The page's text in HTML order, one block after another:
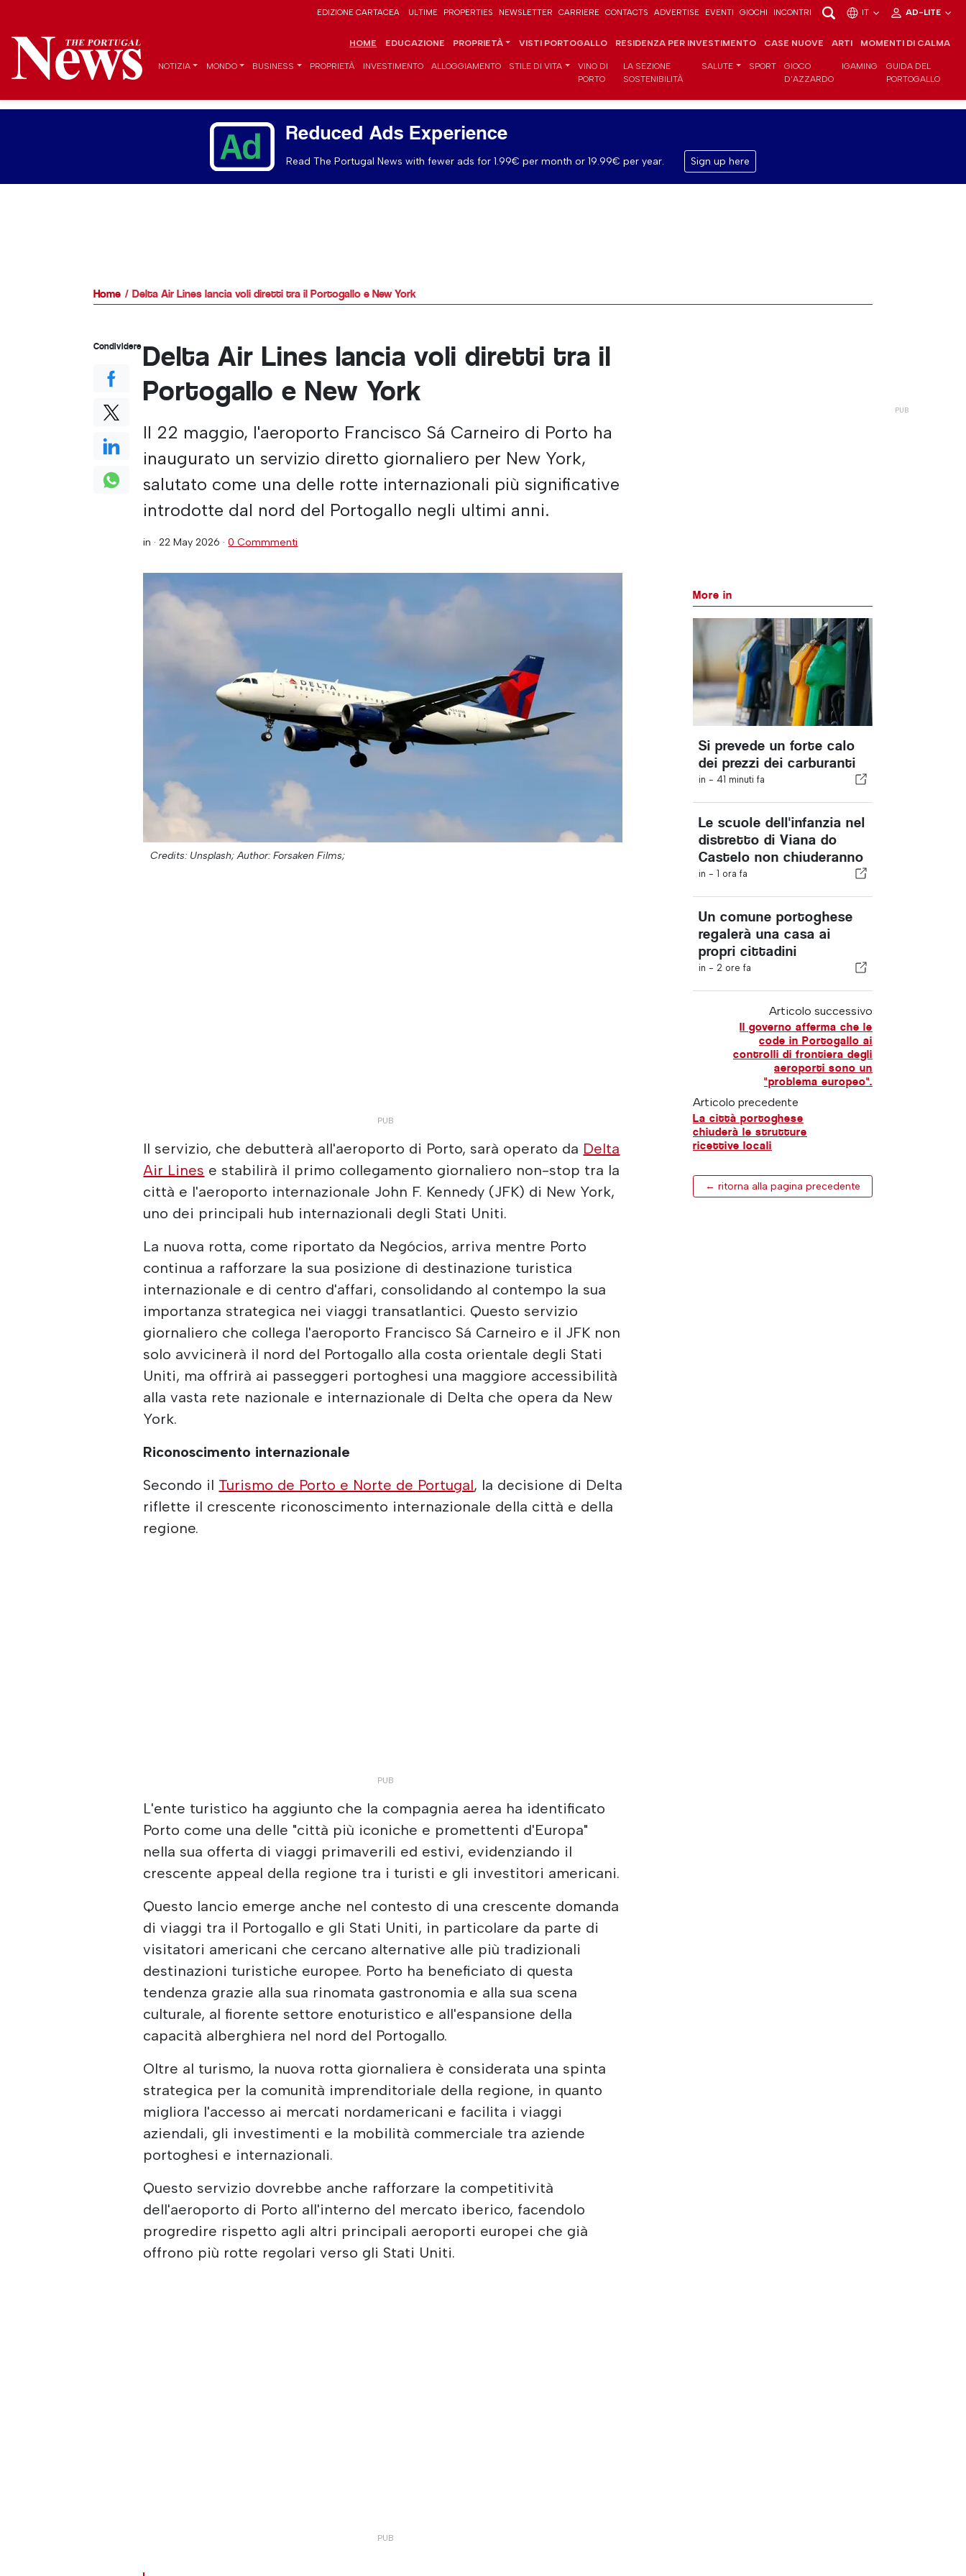
EDIZIONE CARTACEA ULTIME PROPERTIES NEWSLETTER CARRIERE CONTACTS ADVERTISE EVENTI GIOCHI INCONTRI IT AD-LITE
HOME EDUCAZIONE PROPRIETÀ VISTI PORTOGALLO RESIDENZA PER INVESTIMENTO CASE NUOVE ARTI MOMENTI DI CALMA
NOTIZIA MONDO BUSINESS PROPRIETÀ INVESTIMENTO ALLOGGIAMENTO STILE DI VITA
VINO DI
PORTO
LA SEZIONE
SOSTENIBILITÀ
SALUTE SPORT
GIOCO
D'AZZARDO
IGAMING
GUIDA DEL
PORTOGALLO
Reduced Ads Experience
Read The Portugal News with fewer ads for 1.99€ per month or 19.99€ per year. Sign up here
Home Delta Air Lines lancia voli diretti tra il Portogallo e New York
Delta Air Lines lancia voli diretti tra il
Portogallo e New York
Il 22 maggio, l'aeroporto Francisco Sá Carneiro di Porto ha
inaugurato un servizio diretto giornaliero per New York,
salutato come una delle rotte internazionali più significative
introdotte dal nord del Portogallo negli ultimi anni.
in ·22 May 2026 ·0 Commmenti
Credits: Unsplash; Author: Forsaken Films;
Il servizio, che debutterà all'aeroporto di Porto, sarà operato da Delta
Air Lines e stabilirà il primo collegamento giornaliero non-stop tra la
città e l'aeroporto internazionale John F. Kennedy (JFK) di New York,
uno dei principali hub internazionali degli Stati Uniti.
La nuova rotta, come riportato da Negócios, arriva mentre Porto
continua a rafforzare la sua posizione di destinazione turistica
internazionale e di centro d'affari, consolidando al contempo la sua
importanza strategica nei viaggi transatlantici. Questo servizio
giornaliero che collega l'aeroporto Francisco Sá Carneiro e il JFK non
solo avvicinerà il nord del Portogallo alla costa orientale degli Stati
Uniti, ma offrirà ai passeggeri portoghesi una maggiore accessibilità
alla vasta rete nazionale e internazionale di Delta che opera da New
York.
Riconoscimento internazionale
Secondo il Turismo de Porto e Norte de Portugal, la decisione di Delta
riflette il crescente riconoscimento internazionale della città e della
regione.
L'ente turistico ha aggiunto che la compagnia aerea ha identificato
Porto come una delle "città più iconiche e promettenti d'Europa"
nella sua offerta di viaggi primaverili ed estivi, evidenziando il
crescente appeal della regione tra i turisti e gli investitori americani.
Questo lancio emerge anche nel contesto di una crescente domanda
di viaggi tra il Portogallo e gli Stati Uniti, in particolare da parte di
visitatori americani che cercano alternative alle più tradizionali
destinazioni turistiche europee. Porto ha beneficiato di questa
tendenza grazie alla sua rinomata gastronomia e alla sua scena
culturale, al fiorente settore enoturistico e all'espansione della
capacità alberghiera nel nord del Portogallo.
Oltre al turismo, la nuova rotta giornaliera è considerata una spinta
strategica per la comunità imprenditoriale della regione, in quanto
migliora l'accesso ai mercati nordamericani e facilita i viaggi
aziendali, gli investimenti e la mobilità commerciale tra aziende
portoghesi e internazionali.
Questo servizio dovrebbe anche rafforzare la competitività
dell'aeroporto di Porto all'interno del mercato iberico, facendolo
progredire rispetto agli altri principali aeroporti europei che già
offrono più rotte regolari verso gli Stati Uniti.
Condividere
More in
Si prevede un forte calo
dei prezzi dei carburanti
in - 41 minuti fa
Le scuole dell'infanzia nel
distretto di Viana do
Castelo non chiuderanno
in - 1 ora fa
Un comune portoghese
regalerà una casa ai
propri cittadini
in - 2 ore fa
Articolo successivo
Il governo afferma che le
code in Portogallo ai
controlli di frontiera degli
aeroporti sono un
"problema europeo".
Articolo precedente
La città portoghese
chiuderà le strutture
ricettive locali
← ritorna alla pagina precedente